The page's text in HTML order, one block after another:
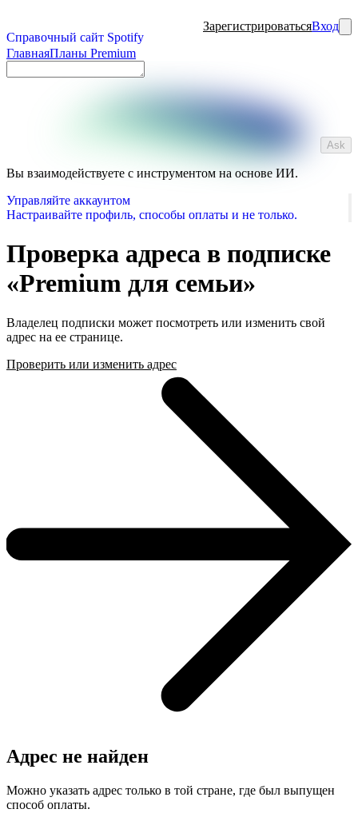
Справочный сайт Spotify
ЗарегистрироватьсяВход
ГлавнаяПланы Premium
Ask
Вы взаимодействуете с инструментом на основе ИИ.
Управляйте аккаунтом
Настраивайте профиль, способы оплаты и не только.
Проверка адреса в подписке
«Premium для семьи»
Владелец подписки может посмотреть или изменить свой
адрес на ее странице.
Проверить или изменить адрес
Адрес не найден
Можно указать адрес только в той стране, где был выпущен
способ оплаты.